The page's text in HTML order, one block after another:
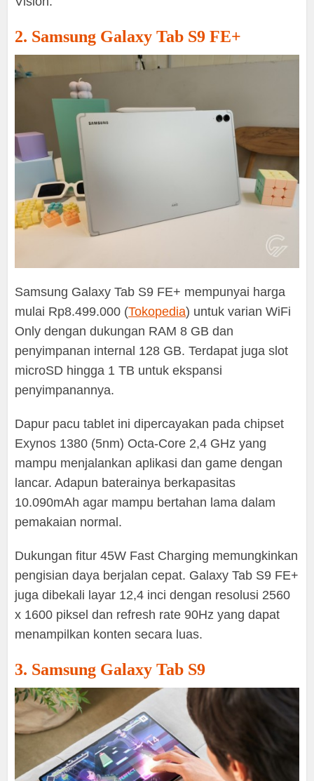
2. Samsung Galaxy Tab S9 FE+
Samsung Galaxy Tab S9 FE+ mempunyai harga
mulai Rp8.499.000 (Tokopedia) untuk varian WiFi
Only dengan dukungan RAM 8 GB dan
penyimpanan internal 128 GB. Terdapat juga slot
microSD hingga 1 TB untuk ekspansi
penyimpanannya.
Dapur pacu tablet ini dipercayakan pada chipset
Exynos 1380 (5nm) Octa-Core 2,4 GHz yang
mampu menjalankan aplikasi dan game dengan
lancar. Adapun baterainya berkapasitas
10.090mAh agar mampu bertahan lama dalam
pemakaian normal.
Dukungan fitur 45W Fast Charging memungkinkan
pengisian daya berjalan cepat. Galaxy Tab S9 FE+
juga dibekali layar 12,4 inci dengan resolusi 2560
x 1600 piksel dan refresh rate 90Hz yang dapat
menampilkan konten secara luas.
3. Samsung Galaxy Tab S9